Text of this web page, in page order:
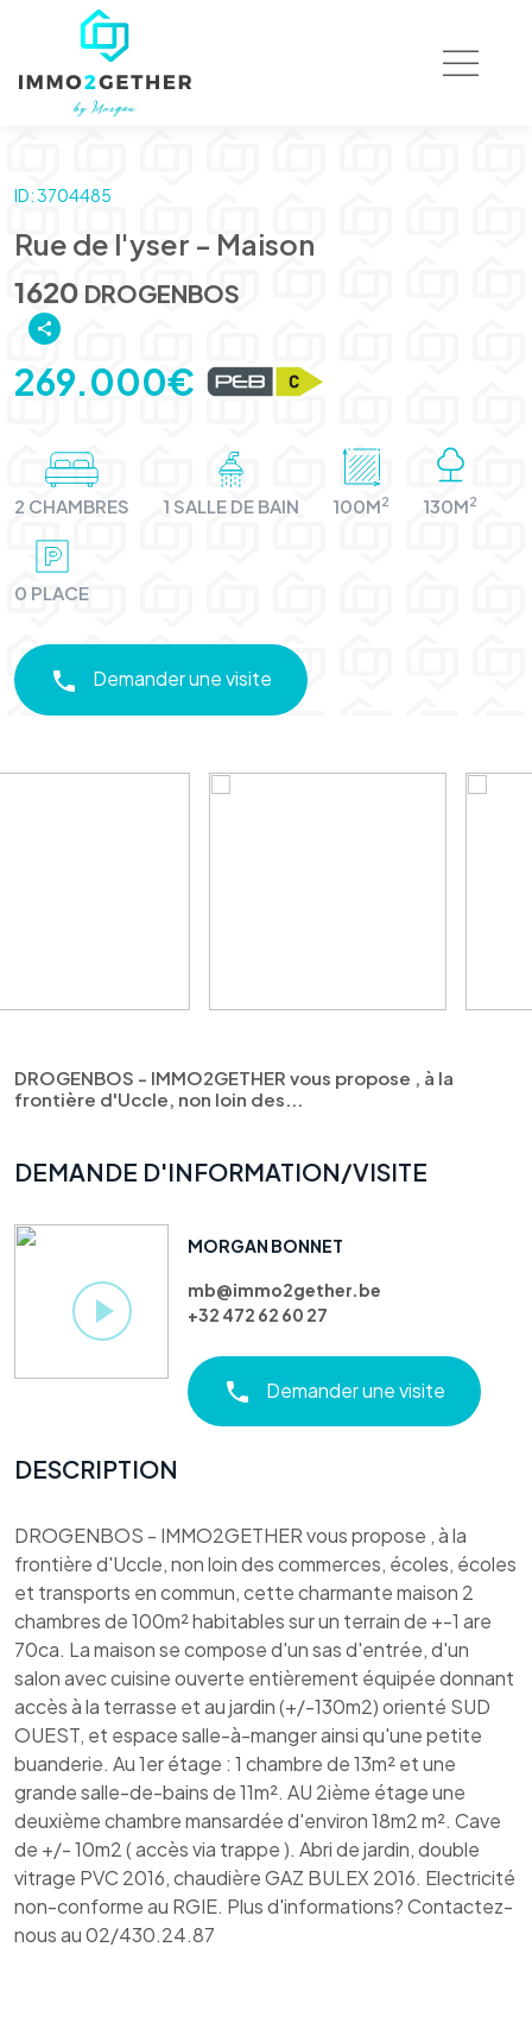
ID: 3704485
Rue de l'yser - Maison
1620 DROGENBOS
269.000€
2 CHAMBRES 1 SALLE DE BAIN 100M2 130M2
0 PLACE
Demander une visite
DROGENBOS - IMMO2GETHER vous propose , à la
frontière d'Uccle, non loin des...
DEMANDE D'INFORMATION/VISITE
MORGAN BONNET
mb@immo2gether.be
+32 472 62 60 27
Demander une visite
DESCRIPTION
DROGENBOS - IMMO2GETHER vous propose , à la
frontière d'Uccle, non loin des commerces, écoles, écoles
et transports en commun, cette charmante maison 2
chambres de 100m² habitables sur un terrain de +-1 are
70ca. La maison se compose d'un sas d'entrée, d'un
salon avec cuisine ouverte entièrement équipée donnant
accès à la terrasse et au jardin (+/-130m2) orienté SUD
OUEST, et espace salle-à-manger ainsi qu'une petite
buanderie. Au 1er étage : 1 chambre de 13m² et une
grande salle-de-bains de 11m². AU 2ième étage une
deuxième chambre mansardée d'environ 18m2 m². Cave
de +/- 10m2 ( accès via trappe ). Abri de jardin, double
vitrage PVC 2016, chaudière GAZ BULEX 2016. Electricité
non-conforme au RGIE. Plus d'informations? Contactez-
nous au 02/430.24.87